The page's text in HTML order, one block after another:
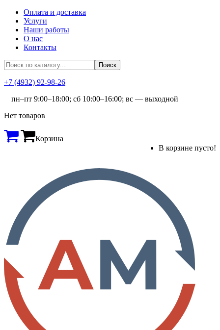
Оплата и доставка
Услуги
Наши работы
О нас
Контакты
+7 (4932) 92-98-26
пн–пт 9:00–18:00; сб 10:00–16:00; вс — выходной
Нет товаров
Корзина
В корзине пусто!